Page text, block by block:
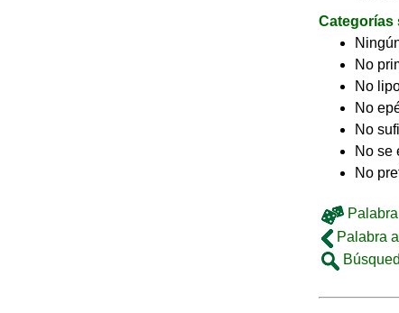
Categorías
No
No
No
No
No se
No
Palabra